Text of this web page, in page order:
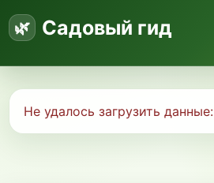
Садовый гид
Не удалось загрузить данные: